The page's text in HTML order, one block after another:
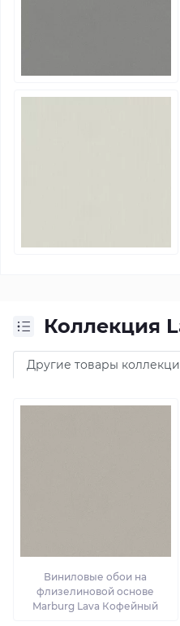
Коллекция
Другие товары
Виниловые обои на
флизелиновой основе
Marburg Lava Кофейный